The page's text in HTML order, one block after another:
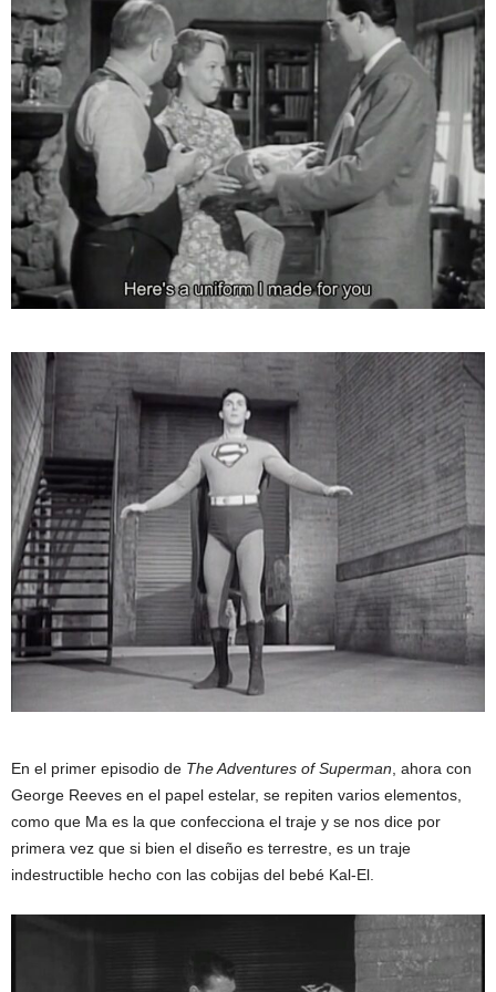
En el primer episodio de The Adventures of Superman , ahora con
George Reeves en el papel estelar, se repiten varios elementos,
como que Ma es la que confecciona el traje y se nos dice por
primera vez que si bien el diseño es terrestre, es un traje
indestructible hecho con las cobijas del bebé Kal-El.